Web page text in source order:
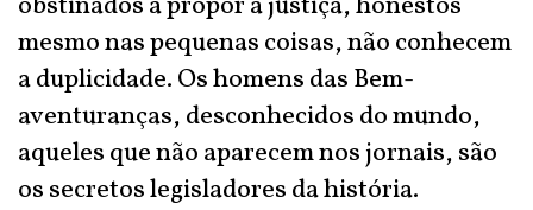
mesmo nas pequenas coisas, não conhecem
a duplicidade. Os homens das Bem-
aventuranças, desconhecidos do mundo,
aqueles que não aparecem nos jornais, são
os secretos legisladores da história.